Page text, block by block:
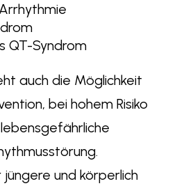
QT-Syndrom
auch die Möglichkeit
bei hohem Risiko
und körperlich